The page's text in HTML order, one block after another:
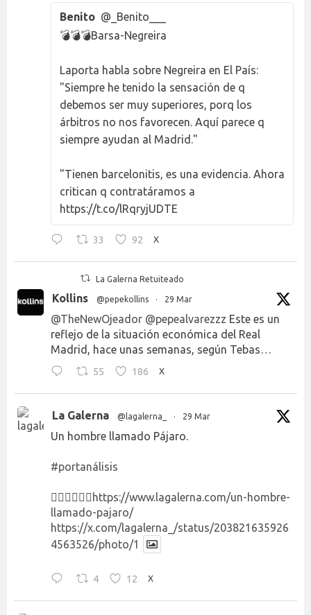
Benito @_Benito___
💣💣💣Barsa-Negreira
Laporta habla sobre Negreira en El País:
"Siempre he tenido la sensación de q
debemos ser muy superiores, porq los
árbitros no nos favorecen. Aquí parece q
siempre ayudan al Madrid."
"Tienen barcelonitis, es una evidencia. Ahora
critican q contratáramos a
https://t.co/lRqryjUDTE
33 92 X
La Galerna Retuiteado
Kollins @pepekollins · 29 Mar
@TheNewOjeador @pepealvarezzz Este es un
reflejo de la situación económica del Real
Madrid, hace unas semanas, según Tebas…
55 186 X
La Galerna @lagalerna_ · 29 Mar
Un hombre llamado Pájaro.
#portanálisis
👉🏻👉🏻👉🏻 https://www.lagalerna.com/un-hombre-
llamado-pajaro/
https://x.com/lagalerna_/status/203821635926
4563526/photo/1
4 12 X